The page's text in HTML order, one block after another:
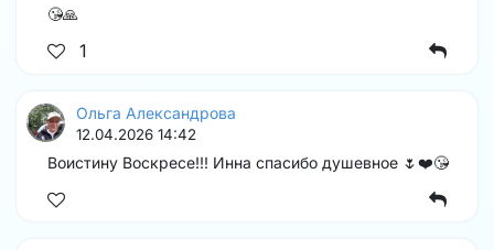
😘🙏
1
Ольга Александрова
12.04.2026 14:42
Воистину Воскресе!!! Инна спасибо душевное 🌷❤️😘